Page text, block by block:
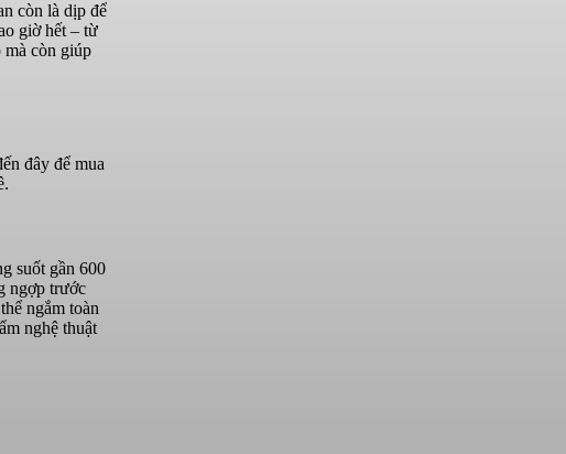
còn là dịp để
giờ hết – từ
mà còn giúp
đây để mua
suốt gần 600
ngợp trước
ngắm toàn
nghệ thuật